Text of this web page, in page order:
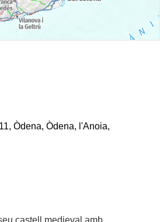
Òdena, Òdena, l'Anoia,
castell medieval amb